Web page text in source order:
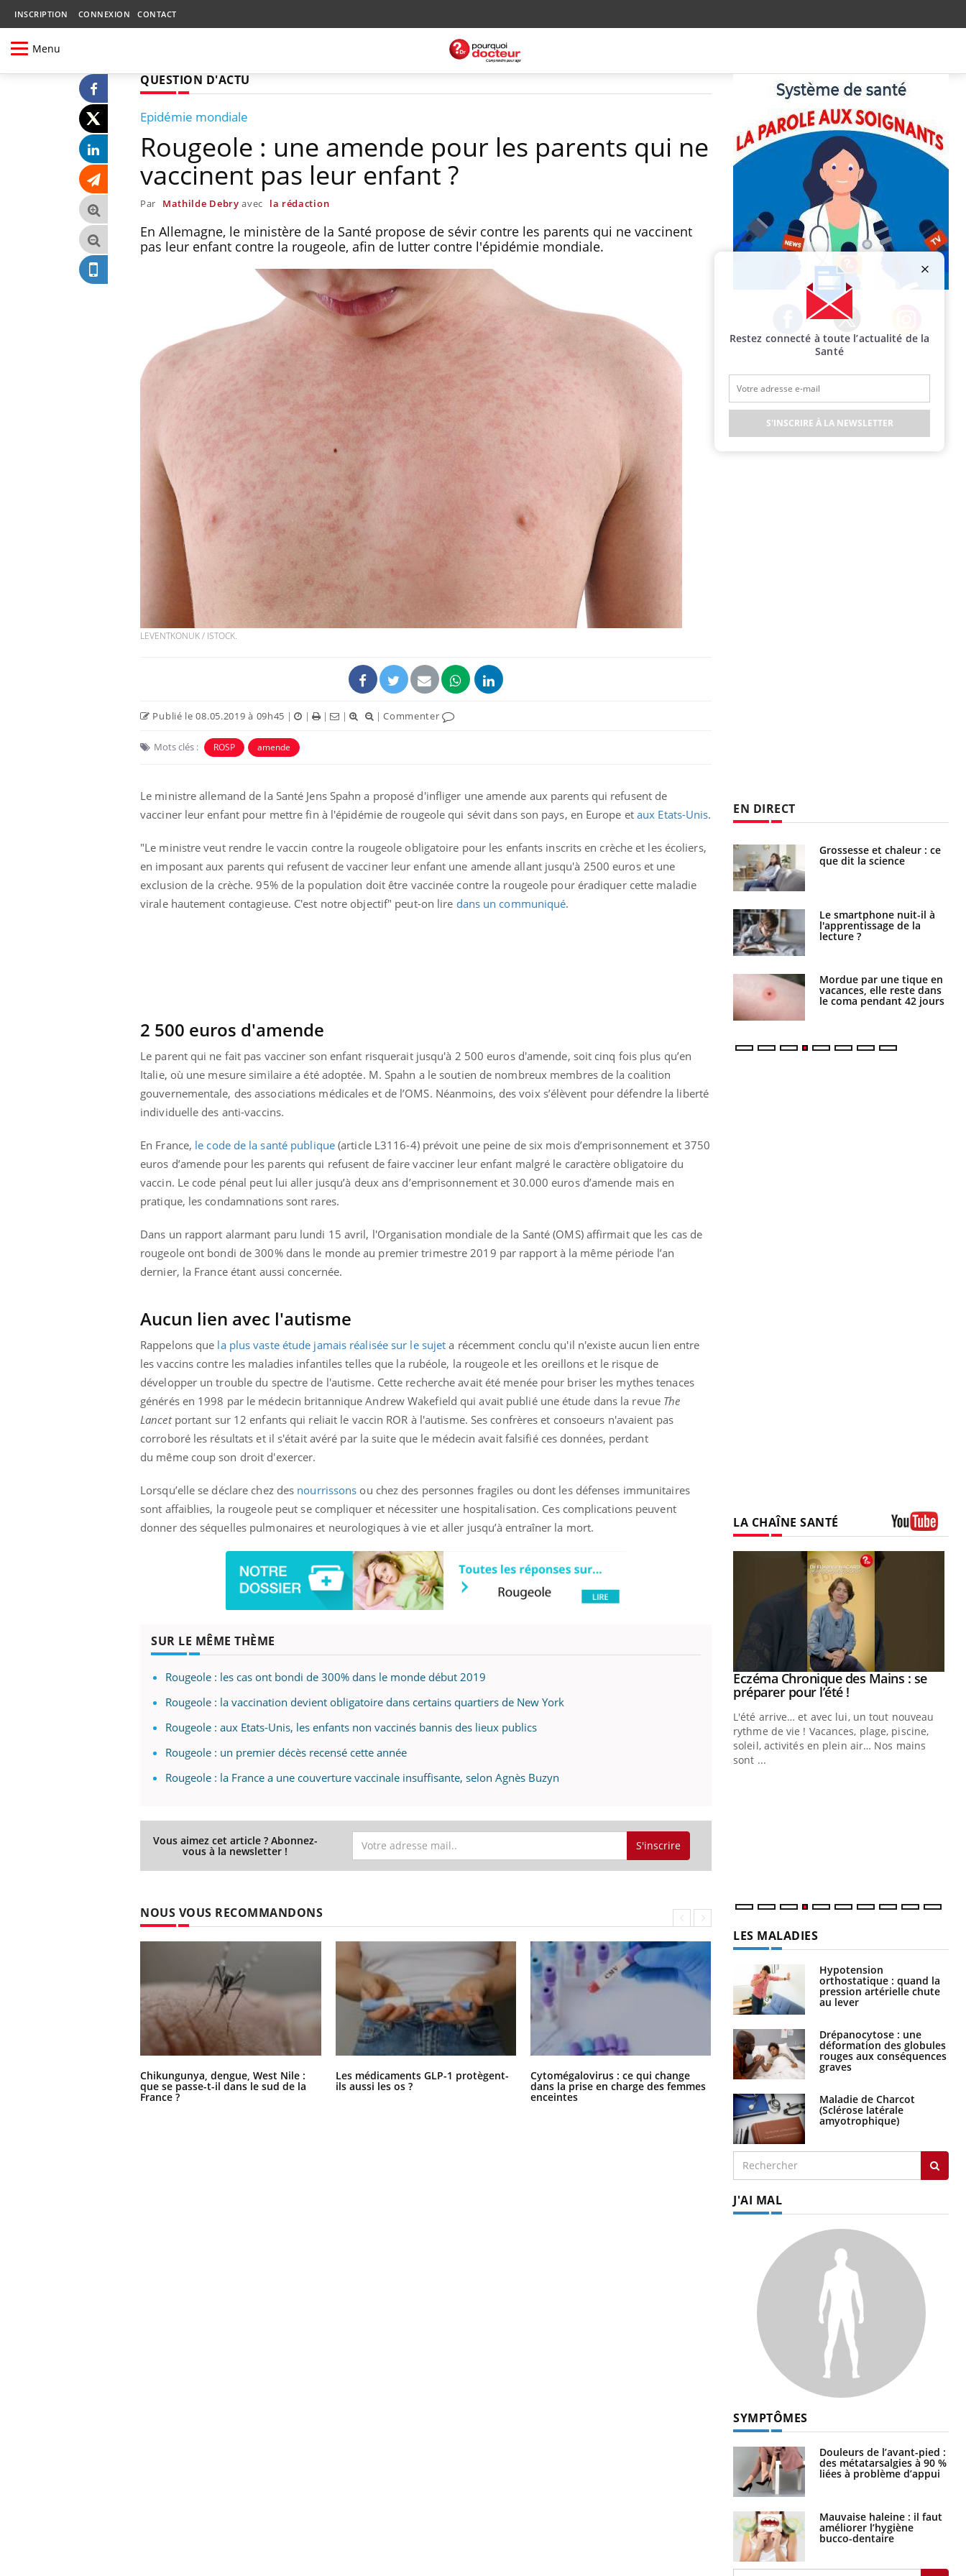
INSCRIPTION CONNEXION CONTACT
Menu
QUESTION D'ACTU
Epidémie mondiale
Rougeole : une amende pour les parents qui ne
vaccinent pas leur enfant ?
Par Mathilde Debry avec la rédaction
En Allemagne, le ministère de la Santé propose de sévir contre les parents qui ne vaccinent
pas leur enfant contre la rougeole, afin de lutter contre l'épidémie mondiale.
LEVENTKONUK / ISTOCK.
Publié le 08.05.2019 à 09h45 | | | | |Commenter
Mots clés : ROSP amende
Le ministre allemand de la Santé Jens Spahn a proposé d'infliger une amende aux parents qui refusent de
vacciner leur enfant pour mettre fin à l'épidémie de rougeole qui sévit dans son pays, en Europe et aux Etats-Unis.
"Le ministre veut rendre le vaccin contre la rougeole obligatoire pour les enfants inscrits en crèche et les écoliers,
en imposant aux parents qui refusent de vacciner leur enfant une amende allant jusqu'à 2500 euros et une
exclusion de la crèche. 95% de la population doit être vaccinée contre la rougeole pour éradiquer cette maladie
virale hautement contagieuse. C'est notre objectif" peut-on lire dans un communiqué.
2 500 euros d'amende
Le parent qui ne fait pas vacciner son enfant risquerait jusqu'à 2 500 euros d'amende, soit cinq fois plus qu’en
Italie, où une mesure similaire a été adoptée. M. Spahn a le soutien de nombreux membres de la coalition
gouvernementale, des associations médicales et de l’OMS. Néanmoins, des voix s’élèvent pour défendre la liberté
individuelle des anti-vaccins.
En France, le code de la santé publique(article L3116-4) prévoit une peine de six mois d’emprisonnement et 3750
euros d’amende pour les parents qui refusent de faire vacciner leur enfant malgré le caractère obligatoire du
vaccin. Le code pénal peut lui aller jusqu’à deux ans d’emprisonnement et 30.000 euros d’amende mais en
pratique, les condamnations sont rares.
Dans un rapport alarmant paru lundi 15 avril, l'Organisation mondiale de la Santé (OMS) affirmait que les cas de
rougeole ont bondi de 300% dans le monde au premier trimestre 2019 par rapport à la même période l’an
dernier, la France étant aussi concernée.
Aucun lien avec l'autisme
Rappelons que la plus vaste étude jamais réalisée sur le sujeta récemment conclu qu'il n'existe aucun lien entre
les vaccins contre les maladies infantiles telles que la rubéole, la rougeole et les oreillons et le risque de
développer un trouble du spectre de l'autisme. Cette recherche avait été menée pour briser les mythes tenaces
générés en 1998 par le médecin britannique Andrew Wakefield qui avait publié une étude dans la revue The
Lancet portant sur 12 enfants qui reliait le vaccin ROR à l'autisme. Ses confrères et consoeurs n'avaient pas
corroboré les résultats et il s'était avéré par la suite que le médecin avait falsifié ces données, perdant
du même coup son droit d'exercer.
Lorsqu’elle se déclare chez des nourrissons ou chez des personnes fragiles ou dont les défenses immunitaires
sont affaiblies, la rougeole peut se compliquer et nécessiter une hospitalisation. Ces complications peuvent
donner des séquelles pulmonaires et neurologiques à vie et aller jusqu’à entraîner la mort.
SUR LE MÊME THÈME
Rougeole : les cas ont bondi de 300% dans le monde début 2019
Rougeole : la vaccination devient obligatoire dans certains quartiers de New York
Rougeole : aux Etats-Unis, les enfants non vaccinés bannis des lieux publics
Rougeole : un premier décès recensé cette année
Rougeole : la France a une couverture vaccinale insuffisante, selon Agnès Buzyn
Vous aimez cet article ? Abonnez-
vous à la newsletter ! S'inscrire
NOUS VOUS RECOMMANDONS
Chikungunya, dengue, West Nile :
que se passe-t-il dans le sud de la
France ?
Les médicaments GLP-1 protègent-
ils aussi les os ?
Cytomégalovirus : ce qui change
dans la prise en charge des femmes
enceintes
La sieste empêche-t-elle de dormir
la nuit ?
Facebook Twitter Instagram
EN DIRECT
Chikungunya, dengue,
West Nile : que se passe-
t-il dans le sud de la
France ?
Les médicaments GLP-1
La sieste empêche-t-elle
de dormir la nuit ?
VIH : la fin du comprimé
Fortes chaleurs :
pourquoi le risque de
noyade grimpe-t-il ?
Grossesse et chaleur : ce
que dit la science
Le smartphone nuit-il à
l'apprentissage de la
lecture ?
Mordue par une tique en
vacances, elle reste dans
le coma pendant 42 jours
LA CHAÎNE SANTÉ
Eczéma Chronique des Mains :
d'autres non ! D'un côté, poser des
questions sur la maladie d'un proche c'est
Youtube
Carence en fer : comprendre pour
même alopécie… Les symptômes de la
carence en fer sont multiples ce qui la rend
...
reste entourée d'idées reçues chez les
Youtube
Eczéma Chronique des Mains : se
préparer pour l’été !Youtube
L'été arrive… et avec lui, un tout nouveau
rythme de vie ! Vacances, plage, piscine,
soleil, activités en plein air… Nos mains
sont ...
LES MALADIES
Hypotension
orthostatique : quand la
pression artérielle chute
au lever
Drépanocytose : une
déformation des globules
rouges aux conséquences
graves
Maladie de Charcot
(Sclérose latérale
amyotrophique)
J'AI MAL
SYMPTÔMES
Douleurs de l’avant-pied :
des métatarsalgies à 90 %
liées à problème d’appui
Mauvaise haleine : il faut
améliorer l’hygiène
bucco-dentaire
Restez connecté à toute l’actualité de la
Santé
S'INSCRIRE À LA NEWSLETTER